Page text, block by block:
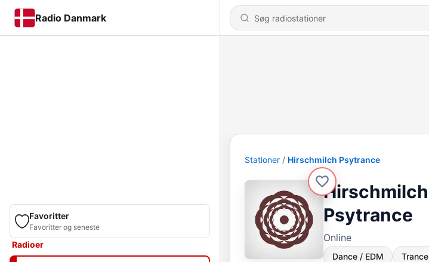
Radio Danmark
Favoritter
Favoritter og seneste
Radioer
Stationer Hirschmilch Psytrance
Hirschmilch
Psytrance
Online
Dance / EDM Trance